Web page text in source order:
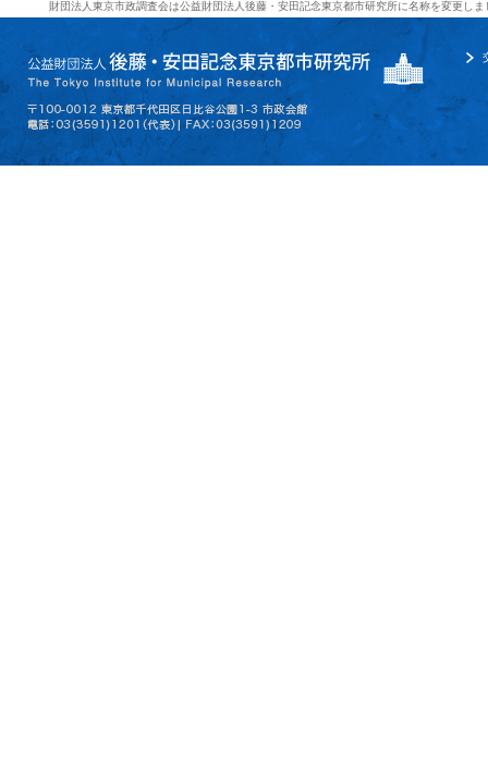
財団法人東京市政調査会は公益財団法人後藤・安田記念東京都市研究所に名称を変更しま